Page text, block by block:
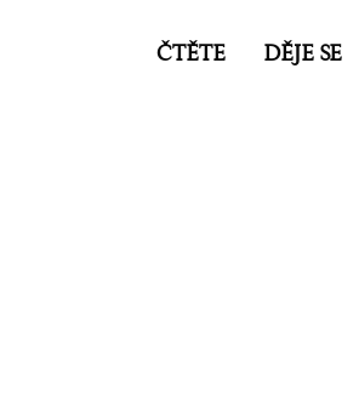
ČTĚTE DĚJE SE